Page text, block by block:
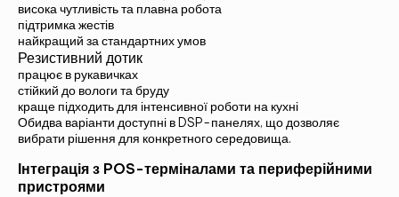
висока чутливість та плавна робота
підтримка жестів
найкращий за стандартних умов
Резистивний дотик
працює в рукавичках
стійкий до вологи та бруду
краще підходить для інтенсивної роботи на кухні
Обидва варіанти доступні в DSP-панелях, що дозволяє
вибрати рішення для конкретного середовища.
Інтеграція з POS-терміналами та периферійними
пристроями